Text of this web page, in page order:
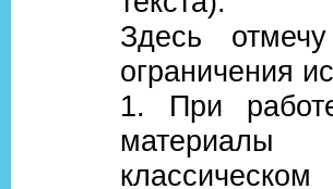
Здесь
ограничения
1. При
материалы